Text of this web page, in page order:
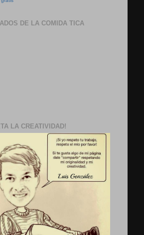
DE LA COMIDA TICA
LA CREATIVIDAD!